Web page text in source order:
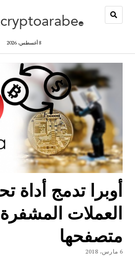
8 أغسطس، 2026
أوبرا تدمج أداة
العملات
متصفحها
6 مارس، 2018